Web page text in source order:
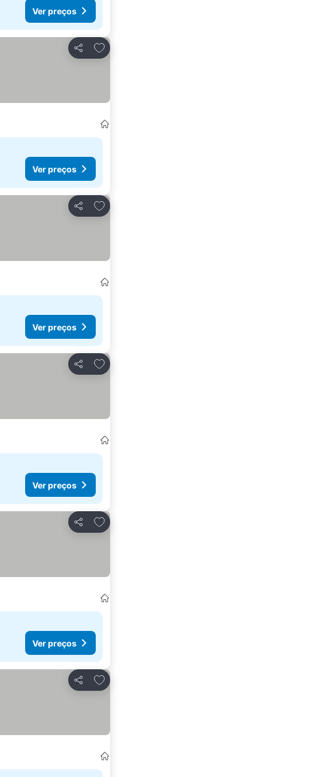
Ver preços
Partilhar
Adicionar aos favoritos
Ver preços
Partilhar
Adicionar aos favoritos
Ver preços
Partilhar
Adicionar aos favoritos
Ver preços
Partilhar
Adicionar aos favoritos
Ver preços
Partilhar
Adicionar aos favoritos